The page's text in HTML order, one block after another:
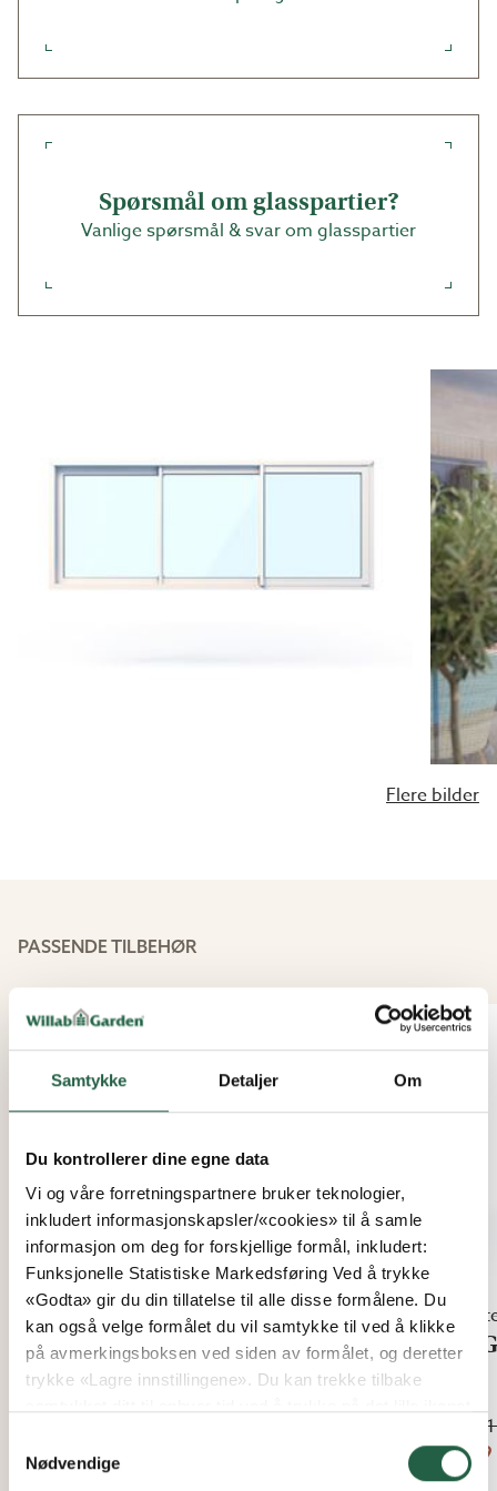
Samtykke Detaljer Om
Du kontrollerer dine egne data
Vi og våre forretningspartnere bruker teknologier,
inkludert informasjonskapsler/«cookies» til å samle
informasjon om deg for forskjellige formål, inkludert:
Funksjonelle Statistiske Markedsføring Ved å trykke
«Godta» gir du din tillatelse til alle disse formålene. Du
kan også velge formålet du vil samtykke til ved å klikke
på avmerkingsboksen ved siden av formålet, og deretter
trykke «Lagre innstillingene». Du kan trekke tilbake
om hvordan vi bruker informasjonskapsler og annen
Nødvendige
Labyrinttetninger i kombinasjon med børstelister
motvirker trekk gjennom partisystemet.
FARGEVALG
Finnes i standardfarge/standardfarger, men kan også
bestilles i valgfri RAL-farge eller i en farge fra vår
Timeless Colours-kolleksjon.
fin struktur og hardere overflate, noe som gjør den
Seaside-sertifisert. Det påløper et pristillegg på 10%
5 ÅRS GARANTI
Garantien gjelder feil på konstruksjon, bearbeidelse
Spørsmål om glasspartier?
Vanlige spørsmål & svar om glasspartier
Flere bilder
PASSENDE TILBEHØR
KAMPANJE
Vinterhage
WG 80 Skyvevinduparti 2-delt
kr 23 515
kr
kr 9